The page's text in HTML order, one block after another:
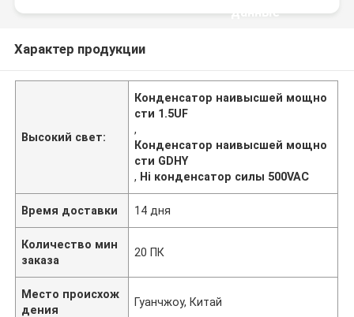
данные
Характер продукции
Высокий свет:
Конденсатор наивысшей мощно
сти 1.5UF
,
Конденсатор наивысшей мощно
сти GDHY
, Hi конденсатор силы 500VAC
Время доставки 14 дня
Количество мин
заказа
20 ПК
Место происхож
дения
Гуанчжоу, Китай